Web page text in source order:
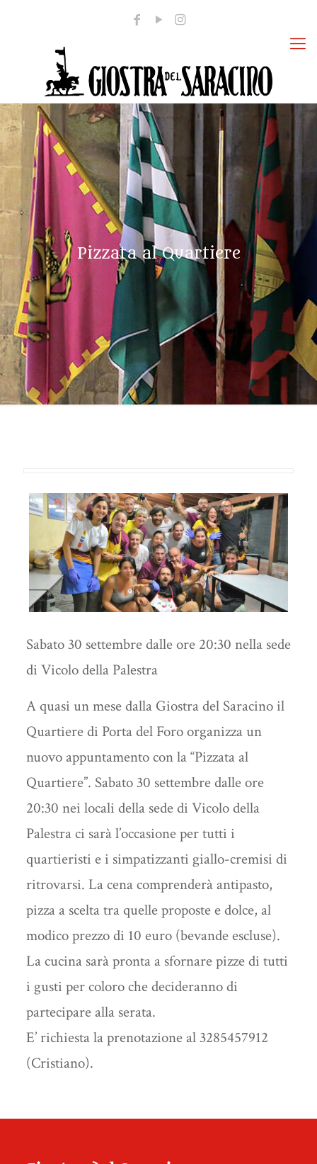
Pizzata al Quartiere
Sabato 30 settembre dalle ore 20:30 nella sede
di Vicolo della Palestra
A quasi un mese dalla Giostra del Saracino il
Quartiere di Porta del Foro organizza un
nuovo appuntamento con la “Pizzata al
Quartiere”. Sabato 30 settembre dalle ore
20:30 nei locali della sede di Vicolo della
Palestra ci sarà l’occasione per tutti i
quartieristi e i simpatizzanti giallo-cremisi di
ritrovarsi. La cena comprenderà antipasto,
pizza a scelta tra quelle proposte e dolce, al
modico prezzo di 10 euro (bevande escluse).
La cucina sarà pronta a sfornare pizze di tutti
i gusti per coloro che decideranno di
partecipare alla serata.
E’ richiesta la prenotazione al 3285457912
(Cristiano).